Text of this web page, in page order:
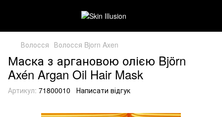
Волосся Волосся Bjorn Axen
Маска з аргановою олією Björn
Axén Argan Oil Hair Mask
Артикул: 71800010 Написати відгук